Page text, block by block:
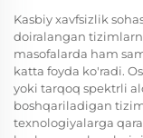
Kasbiy xavfsizlik
doiralangan
masofalarda ham
katta foyda ko'radi.
yoki tarqoq spektrli
boshqariladigan
texnologiyalarga